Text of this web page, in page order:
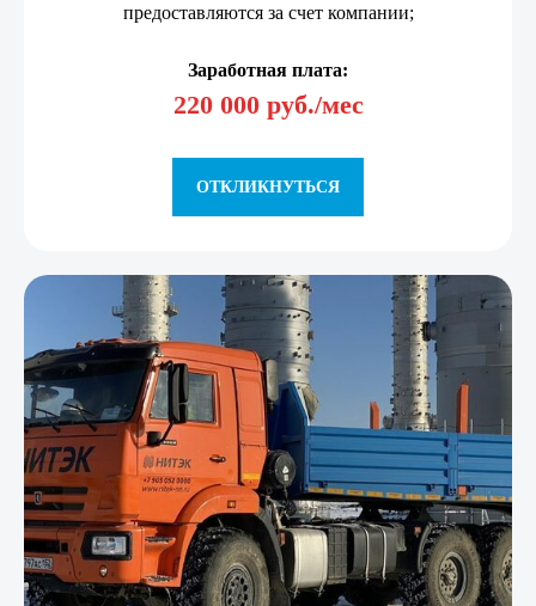
предоставляются за счет компании;
Заработная плата:
220 000 руб./мес
ОТКЛИКНУТЬСЯ